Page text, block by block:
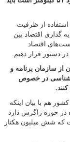
استفاده از ظرفیت
‌گذاری اقتصاد بین‌
اقتصاد
در دستور قرار دهیم.
از سازمان برنامه و
در خصوص
هم با بیان اینکه
در حوزه زاگرس دارد
هکتار است که شش میلیون هکتار